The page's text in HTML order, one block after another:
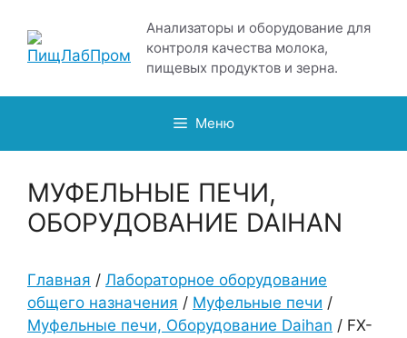
содержимому
Анализаторы и оборудование для
контроля качества молока,
пищевых продуктов и зерна.
Меню
МУФЕЛЬНЫЕ ПЕЧИ,
ОБОРУДОВАНИЕ DAIHAN
Главная / Лабораторное оборудование
общего назначения / Муфельные печи /
Муфельные печи, Оборудование Daihan / FX-